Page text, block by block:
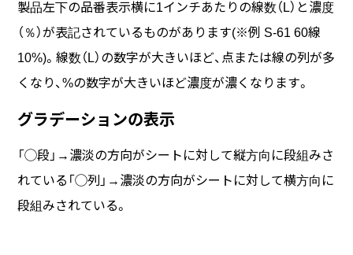
製品左下の品番表示横に1インチあたりの線数（L）と濃度
（％）が表記されているものがあります(※例 S-61 60線
10%)。線数（L）の数字が大きいほど、点または線の列が多
くなり、%の数字が大きいほど濃度が濃くなります。
グラデーションの表示
「◯段」→濃淡の方向がシートに対して縦方向に段組みさ
れている「◯列」→濃淡の方向がシートに対して横方向に
段組みされている。